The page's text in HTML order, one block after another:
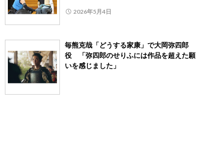
2026年5月4日
毎熊克哉「どうする家康」で大岡弥四郎
役 「弥四郎のせりふには作品を超えた願
いを感じました」